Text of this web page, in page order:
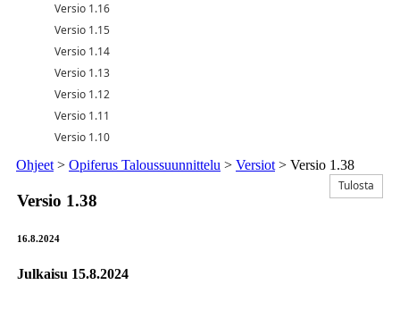
Versio 1.16
Versio 1.15
Versio 1.14
Versio 1.13
Versio 1.12
Versio 1.11
Versio 1.10
Ohjeet > Opiferus Taloussuunnittelu > Versiot > Versio 1.38
Versio 1.38
16.8.2024
Tulosta
Julkaisu 15.8.2024